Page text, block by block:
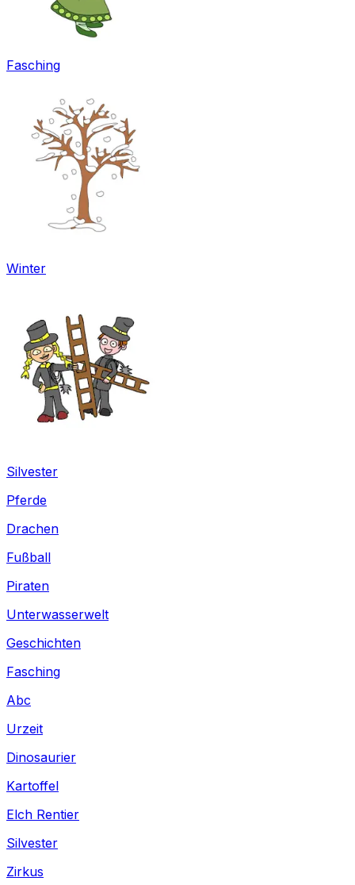
Fasching
Winter
Silvester
Pferde
Drachen
Fußball
Piraten
Unterwasserwelt
Geschichten
Fasching
Abc
Urzeit
Dinosaurier
Kartoffel
Elch Rentier
Silvester
Zirkus